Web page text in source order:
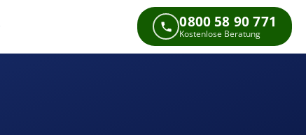
0800 58 90 771
Kostenlose Beratung